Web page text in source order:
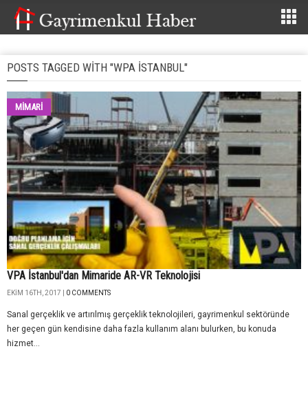
POSTS TAGGED WITH "WPA ISTANBUL"
MİMARİ
VPA İstanbul'dan Mimaride AR-VR Teknolojisi
EKIM 16TH, 2017 | 0 COMMENTS
Sanal gerçeklik ve artırılmış gerçeklik teknolojileri, gayrimenkul sektöründe
her geçen gün kendisine daha fazla kullanım alanı bulurken, bu konuda
hizmet...